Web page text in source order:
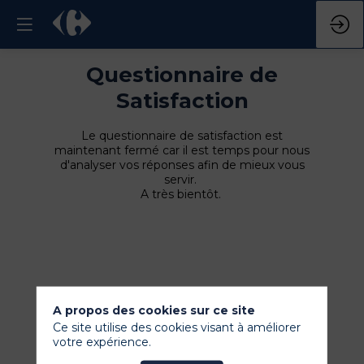
Questionnaire de
Satisfaction
Le questionnaire de satisfaction est
maintenant fermé car il est temps pour nous
d'analyser vos réponses afin de mieux vous
servir.
A très bientôt.
A propos des cookies sur ce site
Ce site utilise des cookies visant à améliorer
votre expérience.